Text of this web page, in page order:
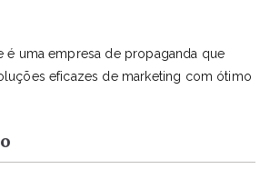
é uma empresa de propaganda que
eficazes de marketing com ótimo